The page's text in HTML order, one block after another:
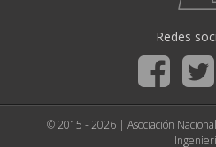
Redes
© 2015 - 2026 | Asociación Nacional